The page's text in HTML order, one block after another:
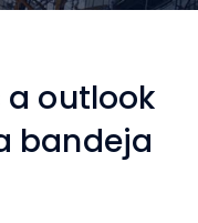
a outlook
bandeja